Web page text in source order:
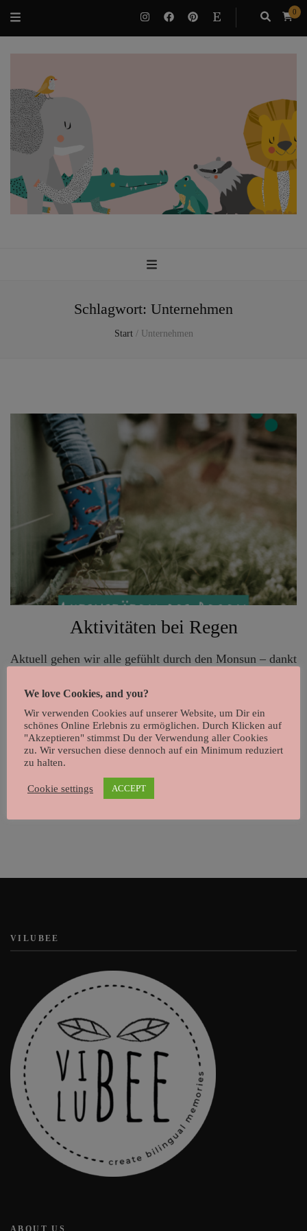
0
Schlagwort: Unternehmen
Start / Unternehmen
Aktivitäten bei Regen
Aktuell gehen wir alle gefühlt durch den Monsun – dankt
wohin mit uns und unseren energiegeladenen Kindern.
Wir haben für euch ein paar Aktivitäten
zusammengesucht und übersichtlich zusammengefasst:
Malen, Basteln, KnetenTolle und abwechslungsreiche
Mal-Anleitungen gibt es bei Villa Kunterbunter Apropo
Knete – damit das Hände …
VILUBEE
ABOUT US
We love Cookies, and you?
Wir verwenden Cookies auf unserer Website, um Dir ein
schönes Online Erlebnis zu ermöglichen. Durch Klicken auf
"Akzeptieren" stimmst Du der Verwendung aller Cookies
zu. Wir versuchen diese dennoch auf ein Minimum reduziert
zu halten.
Cookie settings ACCEPT